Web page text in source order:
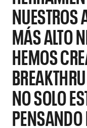
NUESTROS
MÁS ALTO
HEMOS
NO SOLO
PENSANDO